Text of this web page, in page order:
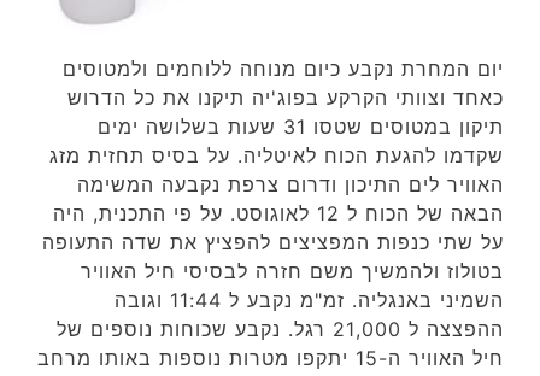
יום המחרת נקבע כיום מנוחה ללוחמים ולמטוסים
כאחד וצוותי הקרקע בפוג'יה תיקנו את כל הדרוש
תיקון במטוסים שטסו 31 שעות בשלושה ימים
שקדמו להגעת הכוח לאיטליה. על בסיס תחזית מזג
האוויר לים התיכון ודרום צרפת נקבעה המשימה
הבאה של הכוח ל 12 לאוגוסט. על פי התכנית, היה
על שתי כנפות המפציצים להפציץ את שדה התעופה
בטולוז ולהמשיך משם חזרה לבסיסי חיל האוויר
השמיני באנגליה. זמ"מ נקבע ל 11:44 וגובה
ההפצצה ל 21,000 רגל. נקבע שכוחות נוספים של
חיל האוויר ה-15 יתקפו מטרות נוספות באותו מרחב